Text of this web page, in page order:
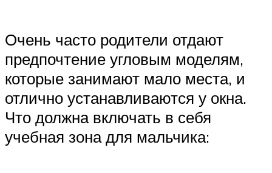
Очень часто родители отдают
предпочтение угловым моделям,
которые занимают мало места, и
отлично устанавливаются у окна.
Что должна включать в себя
учебная зона для мальчика: